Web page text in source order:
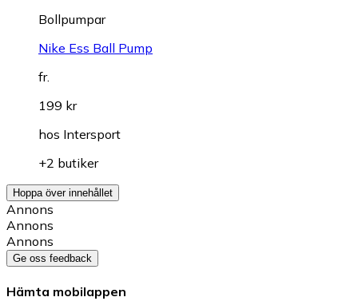
Bollpumpar
Nike Ess Ball Pump
fr.
199 kr
hos Intersport
+2 butiker
Hoppa över innehållet
Annons
Annons
Annons
Ge oss feedback
Hämta mobilappen